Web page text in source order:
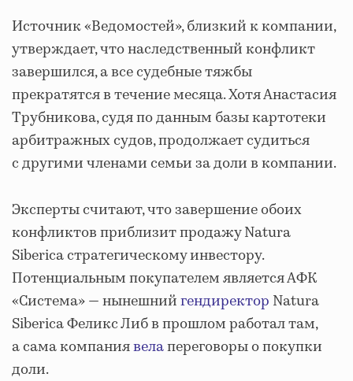
Источник «Ведомостей», близкий к компании,
утверждает, что наследственный конфликт
завершился, а все судебные тяжбы
прекратятся в течение месяца. Хотя Анастасия
Трубникова, судя по данным базы картотеки
арбитражных судов, продолжает судиться
с другими членами семьи за доли в компании.
Эксперты считают, что завершение обоих
конфликтов приблизит продажу Natura
Siberica стратегическому инвестору.
Потенциальным покупателем является АФК
«Система» — нынешнийгендиректор Natura
Siberica Феликс Либ в прошлом работал там,
а сама компаниявелапереговоры о покупки
доли.